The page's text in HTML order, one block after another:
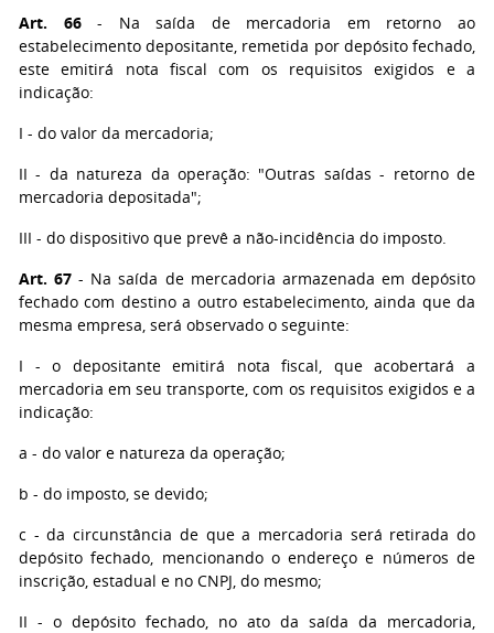
Art. 66- Na saída de mercadoria em retorno ao
estabelecimento depositante, remetida por depósito fechado,
este emitirá nota fiscal com os requisitos exigidos e a
indicação:
I - do valor da mercadoria;
II - da natureza da operação: "Outras saídas - retorno de
mercadoria depositada";
III - do dispositivo que prevê a não-incidência do imposto.
Art. 67 - Na saída de mercadoria armazenada em depósito
fechado com destino a outro estabelecimento, ainda que da
mesma empresa, será observado o seguinte:
I - o depositante emitirá nota fiscal, que acobertará a
mercadoria em seu transporte, com os requisitos exigidos e a
indicação:
a - do valor e natureza da operação;
b - do imposto, se devido;
c - da circunstância de que a mercadoria será retirada do
depósito fechado, mencionando o endereço e números de
inscrição, estadual e no CNPJ, do mesmo;
II - o depósito fechado, no ato da saída da mercadoria,